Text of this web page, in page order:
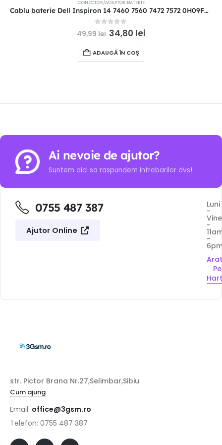
CONECTOR/ADAPTOR BATERIE
Cablu baterie Dell Inspiron 14 7460 7560 7472 7572 0H09FD DC02002KH00
out of 5
49,99lei 34,80 lei
ADAUGĂ ÎN COȘ
Ai nevoie de ajutor?
Suntem aici sa raspundem intrebarilor dvs!
0755 487 387
Ajutor Online
Luni
-
-
-
Pe
str. Pictor Brana Nr.27,Selimbar,Sibiu
Cum ajung
Email: office@3gsm.ro
Telefon: 0755 487 387